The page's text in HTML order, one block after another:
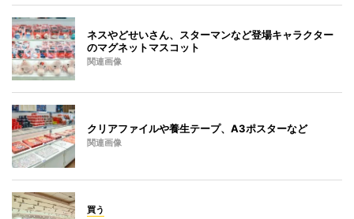
ネスやどせいさん、スターマンなど登場キャラクター
のマグネットマスコット
関連画像
クリアファイルや養生テープ、A3ポスターなど
関連画像
買う